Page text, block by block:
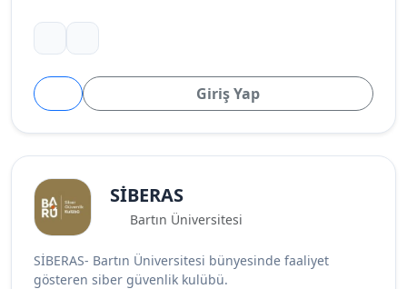
Giriş Yap
SİBERAS
Bartın Üniversitesi
SİBERAS- Bartın Üniversitesi bünyesinde faaliyet
gösteren siber güvenlik kulübü.